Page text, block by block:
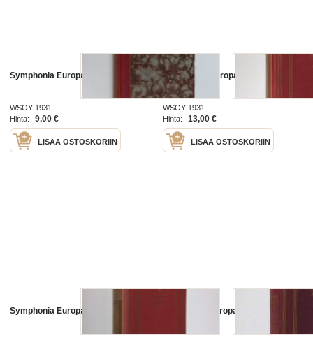
Symphonia Europaea A. D. 1931
WSOY 1931
Hinta:
9,00 €
LISÄÄ OSTOSKORIIN
Symphonia Europaea A.D. 1931
WSOY 1931
Hinta:
13,00 €
LISÄÄ OSTOSKORIIN
Symphonia Europaea A.D. 1931 Symphonia europaea a.d. 1931